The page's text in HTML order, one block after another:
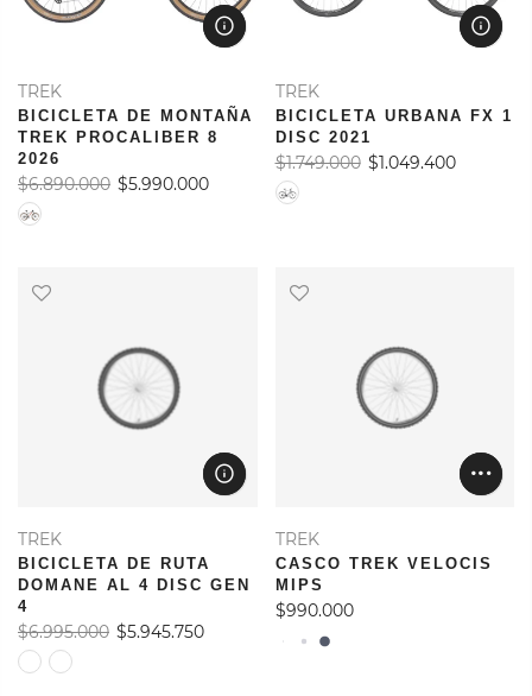
TREK
BICICLETA DE MONTAÑA
TREK PROCALIBER 8
2026
$6.890.000 $5.990.000
TREK
BICICLETA URBANA FX 1
DISC 2021
$1.749.000 $1.049.400
TREK
BICICLETA DE RUTA
DOMANE AL 4 DISC GEN
4
$6.995.000 $5.945.750
TREK
CASCO TREK VELOCIS
MIPS
$990.000